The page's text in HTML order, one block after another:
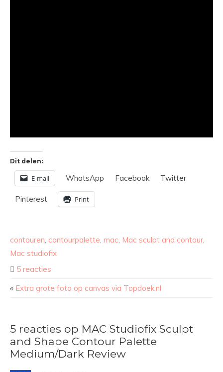
Dit delen:
E-mail WhatsApp Facebook Twitter
Pinterest Print
contouren contourpalette mac Mac sculpt and contour
Mac studiofix
5 reacties
« Extra grote foto op canvas via Topdoek.nl
5 reacties op MAC Studiofix Sculpt
and Shape Contour Palette
Medium/Dark Review